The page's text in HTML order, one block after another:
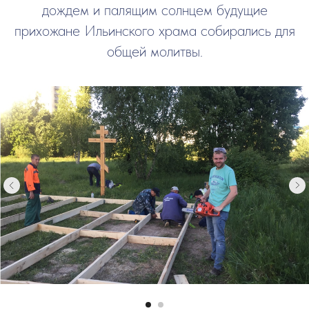
дождем и палящим солнцем будущие
прихожане Ильинского храма собирались для
общей молитвы.